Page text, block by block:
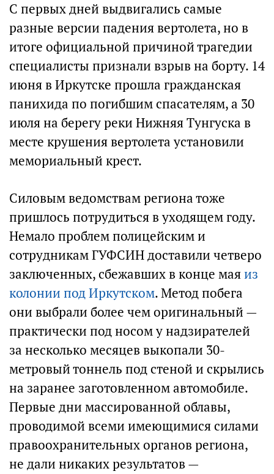
С первых дней выдвигались самые
разные версии падения вертолета, но в
итоге официальной причиной трагедии
специалисты признали взрыв на борту. 14
июня в Иркутске прошла гражданская
панихида по погибшим спасателям, а 30
июля на берегу реки Нижняя Тунгуска в
месте крушения вертолета установили
мемориальный крест.
Силовым ведомствам региона тоже
пришлось потрудиться в уходящем году.
Немало проблем полицейским и
сотрудникам ГУФСИН доставили четверо
заключенных, сбежавших в конце маяиз
колонии под Иркутском. Метод побега
они выбрали более чем оригинальный —
практически под носом у надзирателей
за несколько месяцев выкопали 30-
метровый тоннель под стеной и скрылись
на заранее заготовленном автомобиле.
Первые дни массированной облавы,
проводимой всеми имеющимися силами
правоохранительных органов региона,
не дали никаких результатов —